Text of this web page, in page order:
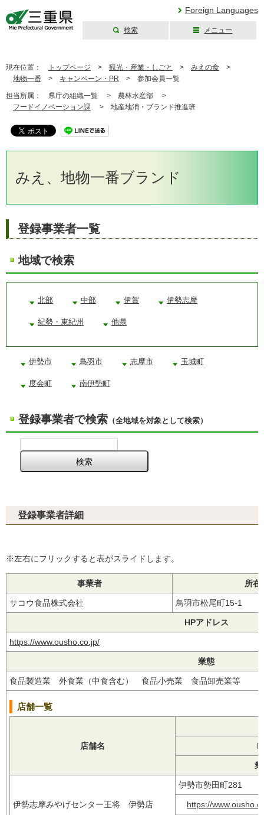
Foreign Languages
検索 メニュー
現在位置： トップページ > 観光・産業・しごと > みえの食 >
地物一番 > キャンペーン・PR > 参加会員一覧
担当所属： 県庁の組織一覧 > 農林水産部 >
フードイノベーション課 > 地産地消・ブランド推進班
みえ、地物一番ブランド
登録事業者一覧
地域で検索
北部 中部 伊賀 伊勢志摩
紀勢・東紀州 他県
伊勢市 鳥羽市 志摩市 玉城町
度会町 南伊勢町
登録事業者で検索 （全地域を対象として検索）
登録事業者詳細
※左右にフリックすると表がスライドします。
事業者 所在
サコウ食品株式会社 鳥羽市松尾町15-1
HPアドレス
https://www.ousho.co.jp/
業態
食品製造業 外食業（中食含む） 食品小売業 食品卸売業等
店舗一覧
店舗名
伊勢志摩みやげセンター王将 伊勢店
伊勢市勢田町281
https://